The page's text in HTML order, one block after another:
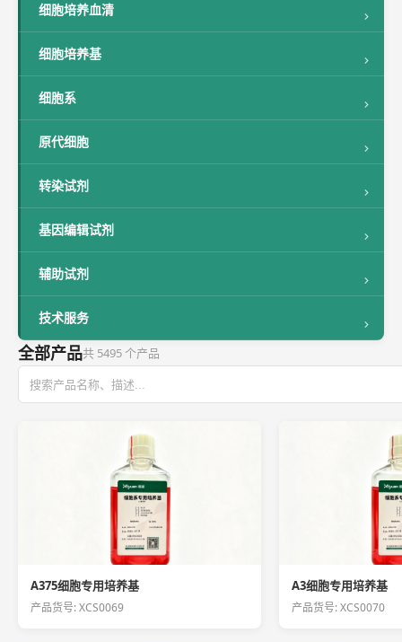
细胞培养血清
细胞培养基
细胞系
原代细胞
转染试剂
基因编辑试剂
辅助试剂
技术服务
全部产品共 5495 个产品
A375细胞专用培养基
产品货号: XCS0069
A3细胞专用培养基
产品货号: XCS0070